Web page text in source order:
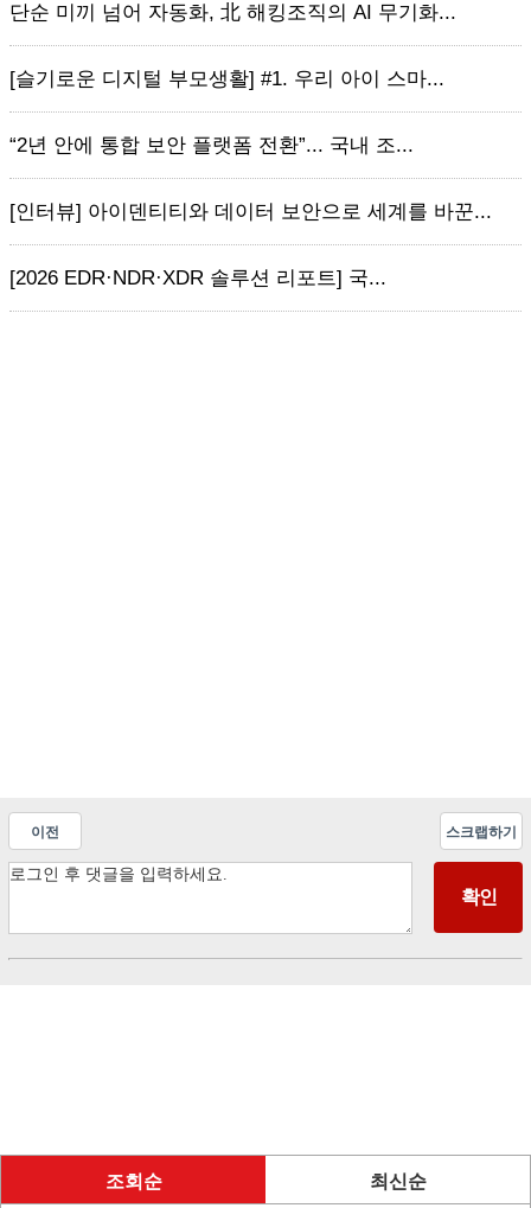
단순 미끼 넘어 자동화, 北 해킹조직의 AI 무기화...
[슬기로운 디지털 부모생활] #1. 우리 아이 스마...
“2년 안에 통합 보안 플랫폼 전환”... 국내 조...
[인터뷰] 아이덴티티와 데이터 보안으로 세계를 바꾼...
[2026 EDR·NDR·XDR 솔루션 리포트] 국...
이전 스크랩하기
조회순 최신순